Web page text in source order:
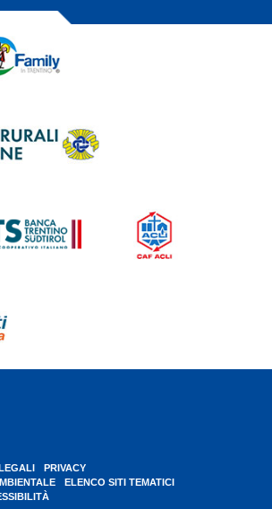
PRIVACY
ELENCO SITI TEMATICI